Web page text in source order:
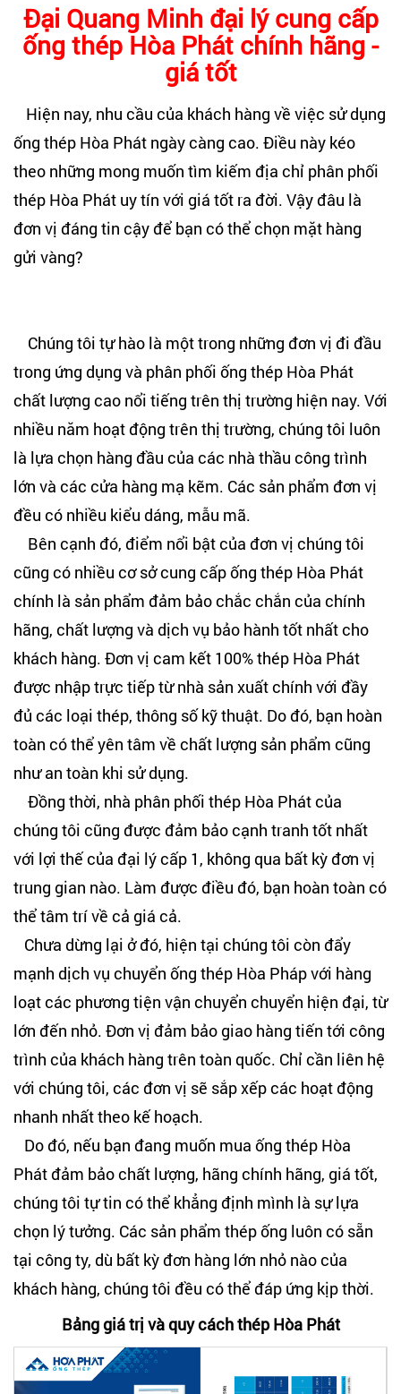
Đại Quang Minh đại lý cung cấp
ống thép Hòa Phát chính hãng -
giá tốt
Hiện nay, nhu cầu của khách hàng về việc sử dụng
ống thép Hòa Phát ngày càng cao. Điều này kéo
theo những mong muốn tìm kiếm địa chỉ phân phối
thép Hòa Phát uy tín với giá tốt ra đời. Vậy đâu là
đơn vị đáng tin cậy để bạn có thể chọn mặt hàng
gửi vàng?
Chúng tôi tự hào là một trong những đơn vị đi đầu
trong ứng dụng và phân phối ống thép Hòa Phát
chất lượng cao nổi tiếng trên thị trường hiện nay. Với
nhiều năm hoạt động trên thị trường, chúng tôi luôn
là lựa chọn hàng đầu của các nhà thầu công trình
lớn và các cửa hàng mạ kẽm. Các sản phẩm đơn vị
đều có nhiều kiểu dáng, mẫu mã.
Bên cạnh đó, điểm nổi bật của đơn vị chúng tôi
cũng có nhiều cơ sở cung cấp ống thép Hòa Phát
chính là sản phẩm đảm bảo chắc chắn của chính
hãng, chất lượng và dịch vụ bảo hành tốt nhất cho
khách hàng. Đơn vị cam kết 100% thép Hòa Phát
được nhập trực tiếp từ nhà sản xuất chính với đầy
đủ các loại thép, thông số kỹ thuật. Do đó, bạn hoàn
toàn có thể yên tâm về chất lượng sản phẩm cũng
như an toàn khi sử dụng.
Đồng thời, nhà phân phối thép Hòa Phát của
chúng tôi cũng được đảm bảo cạnh tranh tốt nhất
với lợi thế của đại lý cấp 1, không qua bất kỳ đơn vị
trung gian nào. Làm được điều đó, bạn hoàn toàn có
thể tâm trí về cả giá cả.
Chưa dừng lại ở đó, hiện tại chúng tôi còn đẩy
mạnh dịch vụ chuyển ống thép Hòa Pháp với hàng
loạt các phương tiện vận chuyển chuyển hiện đại, từ
lớn đến nhỏ. Đơn vị đảm bảo giao hàng tiến tới công
trình của khách hàng trên toàn quốc. Chỉ cần liên hệ
với chúng tôi, các đơn vị sẽ sắp xếp các hoạt động
nhanh nhất theo kế hoạch.
Do đó, nếu bạn đang muốn mua ống thép Hòa
Phát đảm bảo chất lượng, hãng chính hãng, giá tốt,
chúng tôi tự tin có thể khẳng định mình là sự lựa
chọn lý tưởng. Các sản phẩm thép ống luôn có sẵn
tại công ty, dù bất kỳ đơn hàng lớn nhỏ nào của
khách hàng, chúng tôi đều có thể đáp ứng kịp thời.
Bảng giá trị và quy cách thép Hòa Phát